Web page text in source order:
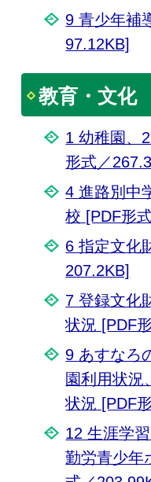
9 青少年補
97.12KB]
教育・文化
1 幼稚園、
形式／
4 進路別中
校 [PDF形
6 指定文化
207.2KB]
7 登録文化
状況 [PDF
9 あすなろ
園利用状況
状況 [PDF
12 生涯学
勤労青少年